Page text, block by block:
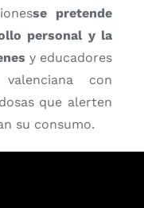
se pretende
personal y la
y educadores
con
que alerten
su consumo.